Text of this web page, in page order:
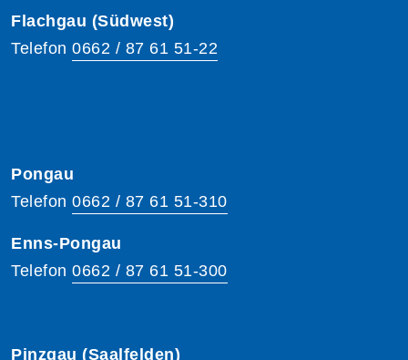
Flachgau (Südwest)
Telefon 0662 / 87 61 51-22
Pongau
Telefon 0662 / 87 61 51-310
Enns-Pongau
Telefon 0662 / 87 61 51-300
Pinzgau (Saalfelden)